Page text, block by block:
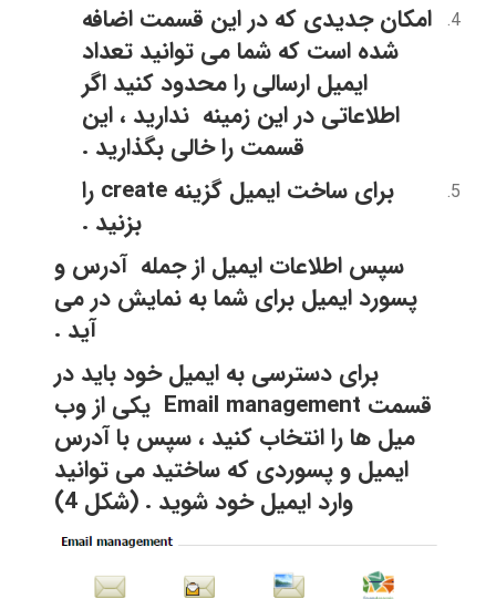
امکان جدیدی که در این قسمت اضافه
شده است که شما می توانید تعداد
ایمیل ارسالی را محدود کنید اگر
اطلاعاتی در این زمینه ندارید ، این
قسمت را خالی بگذارید .
برای ساخت ایمیل گزینه create را
بزنید .
سپس اطلاعات ایمیل از جمله آدرس و
پسورد ایمیل برای شما به نمایش در می
آید .
برای دسترسی به ایمیل خود باید در
قسمت Email management یکی از وب
میل ها را انتخاب کنید ، سپس با آدرس
ایمیل و پسوردی که ساختید می توانید
وارد ایمیل خود شوید . (شکل 4)